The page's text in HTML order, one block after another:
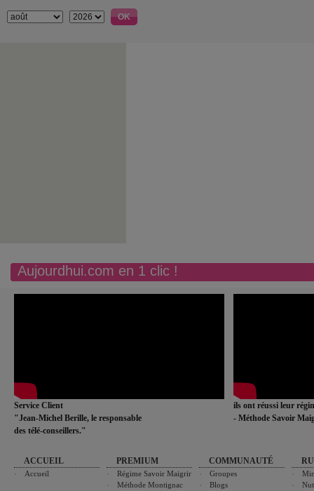
Aujourdhui.com en 1 clic !
Service Client
"Jean-Michel Berille, le responsable
des télé-conseillers."
ils ont réussi leur
- Méthode Savoir
ACCUEIL
Accueil
PREMIUM
Régime Savoir Maigrir
Méthode Montignac
COMMUNAUTÉ
Groupes
Blogs